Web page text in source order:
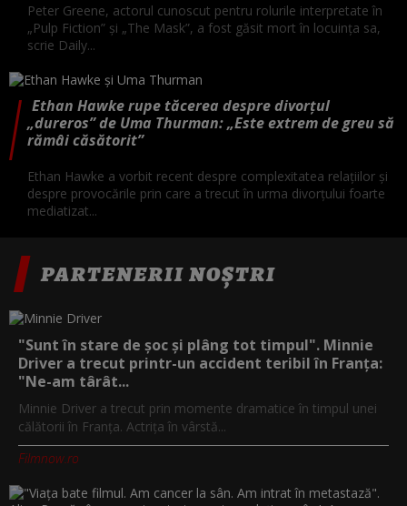
Peter Greene, actorul cunoscut pentru rolurile interpretate în
„Pulp Fiction” și „The Mask”, a fost găsit mort în locuința sa,
scrie Daily...
Ethan Hawke rupe tăcerea despre divorțul
„dureros” de Uma Thurman: „Este extrem de greu să
rămâi căsătorit”
Ethan Hawke a vorbit recent despre complexitatea relațiilor și
despre provocările prin care a trecut în urma divorțului foarte
mediatizat...
PARTENERII NOȘTRI
"Sunt în stare de șoc și plâng tot timpul". Minnie
Driver a trecut printr-un accident teribil în Franța:
"Ne-am târât...
Minnie Driver a trecut prin momente dramatice în timpul unei
călătorii în Franța. Actrița în vârstă...
Filmnow.ro